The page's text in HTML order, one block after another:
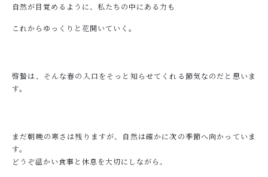
自然が目覚めるように、私たちの中にある力も
これからゆっくりと花開いていく。
啓蟄は、そんな春の入口をそっと知らせてくれる節気なのだと思いま
す。
まだ朝晩の寒さは残りますが、自然は確かに次の季節へ向かっていま
す。
どうぞ温かい食事と休息を大切にしながら、